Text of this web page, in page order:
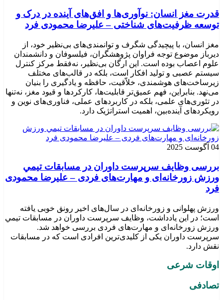
قدرت مغز انسان: نوآوری‌ها و افق‌های آینده در درک و
توسعه ظرفیت‌های شناختی – علیرضا محمودی فرد
مغز انسان، با پیچیدگی شگرف و توانمندی‌های بی‌نظیر خود، از
دیرباز موضوع توجه فراوان پژوهشگران، فیلسوفان و دانشمندان
علوم اعصاب بوده است. این ارگان بی‌نظیر، نه‌فقط مرکز کنترل
سیستم عصبی و تولید افکار است، بلکه در قالب‌های مختلف
زیرساخت‌های هوشمندی، خلاّقیت، حافظه و یادگیری را بنیان
می‌نهد. بنابراین، فهم عمیق‌تر قابلیت‌ها، کارکردها و قیود مغز، نه‌تنها
در تئوری‌های علمی، بلکه در کاربردهای عملی، فناوری‌های نوین و
رویکردهای آینده‌بین، اهمیت استراتژیک دارد.
04 آگوست 2025
بررسی وظايف سرپرست داوران در مسابقات تیمي
ورزش زورخانه‌ای و مهارت‌های فردی – علیرضا محمودی
فرد
ورزش پهلوانی و زورخانه‌ای در سال‌های اخیر رونق خوبی یافته
است؛ در این یادداشت، وظایف سرپرست داوران در مسابقات تیمي
ورزش زورخانه‌ای و مهارت‌های فردی بررسی خواهد شد.
سرپرست داوران یکی از کلیدی‌ترین افرادی است که در مسابقات
نقش دارد.
اوقات شرعی
تصادفی